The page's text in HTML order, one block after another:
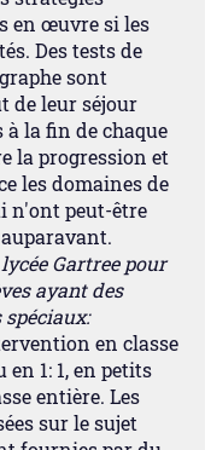
en œuvre si les
Des tests de
sont
de leur séjour
à la fin de chaque
la progression et
les domaines de
n'ont peut-être
Gartree pour
ayant des
en classe
1: 1, en petits
entière. Les
sur le sujet